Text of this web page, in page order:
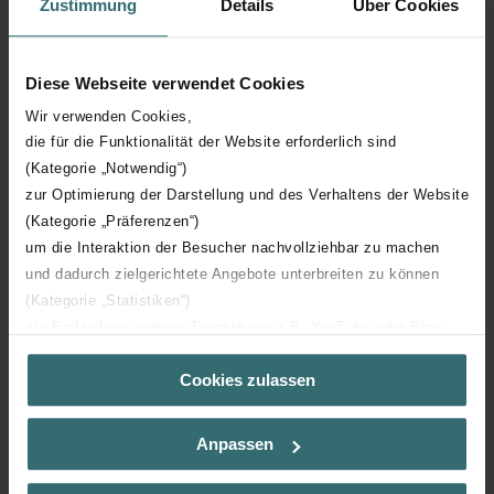
Zustimmung Details Über Cookies
Diese Webseite verwendet Cookies
Wir verwenden Cookies,
die für die Funktionalität der Website erforderlich sind
(Kategorie „Notwendig“)
zur Optimierung der Darstellung und des Verhaltens der Website
(Kategorie „Präferenzen“)
um die Interaktion der Besucher nachvollziehbar zu machen
und dadurch zielgerichtete Angebote unterbreiten zu können
(Kategorie „Statistiken“)
(Kategorie „Marketing“)
Über „Details zeigen“ bzw. die Datenschutzerklärung erhalten
Sie weitere Informationen. Durch die Auswahl der Kategorie
der Auswahl von „Statistiken“ willigen Sie ein, dass wir Ihren
Besuchsverlauf auf unserer Website verwenden, um Ihnen die
Cookies zulassen
Anpassen
Orientation
Certification CE
Certification NF
Téléchargements